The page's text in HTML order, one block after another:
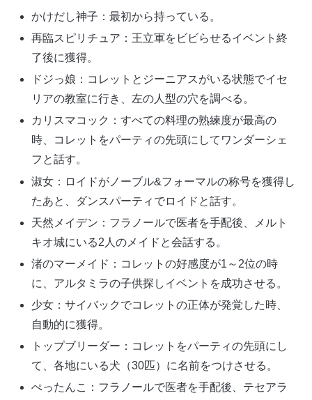
かけだし神子：最初から持っている。
再臨スピリチュア：王立軍をビビらせるイベント終
了後に獲得。
ドジっ娘：コレットとジーニアスがいる状態でイセ
リアの教室に行き、左の人型の穴を調べる。
カリスマコック：すべての料理の熟練度が最高の
時、コレットをパーティの先頭にしてワンダーシェ
フと話す。
淑女：ロイドがノーブル&フォーマルの称号を獲得し
たあと、ダンスパーティでロイドと話す。
天然メイデン：フラノールで医者を手配後、メルト
キオ城にいる2人のメイドと会話する。
渚のマーメイド：コレットの好感度が1～2位の時
に、アルタミラの子供探しイベントを成功させる。
少女：サイバックでコレットの正体が発覚した時、
自動的に獲得。
トップブリーダー：コレットをパーティの先頭にし
て、各地にいる犬（30匹）に名前をつけさせる。
ぺったんこ：フラノールで医者を手配後、テセアラ